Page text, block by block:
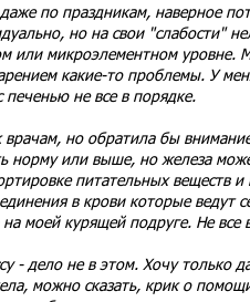
по праздникам, наверное
но на свои "слабости"
или микроэлементном
какие-то проблемы. У
печенью не все в порядке.
но обратила бы
норму или выше, но железа
питательных веществ
в крови которые
моей курящей подруге. Не
- дело не в этом. Хочу только
можно сказать, крик о